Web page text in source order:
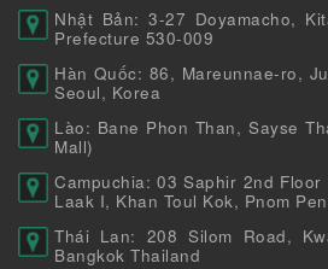
Nhật Bản: 3-27 Doyamacho,
Prefecture 530-009
Hàn Quốc: 86, Mareunnae-ro,
Seoul, Korea
Lào: Bane Phon Than, Sayse
Mall)
Campuchia: 03 Saphir 2nd
Laak I, Khan Toul Kok, Pnom
Thái Lan: 208 Silom Road,
Bangkok Thailand